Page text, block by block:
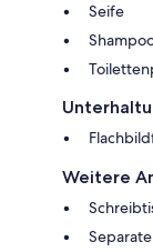
Seife
Weitere